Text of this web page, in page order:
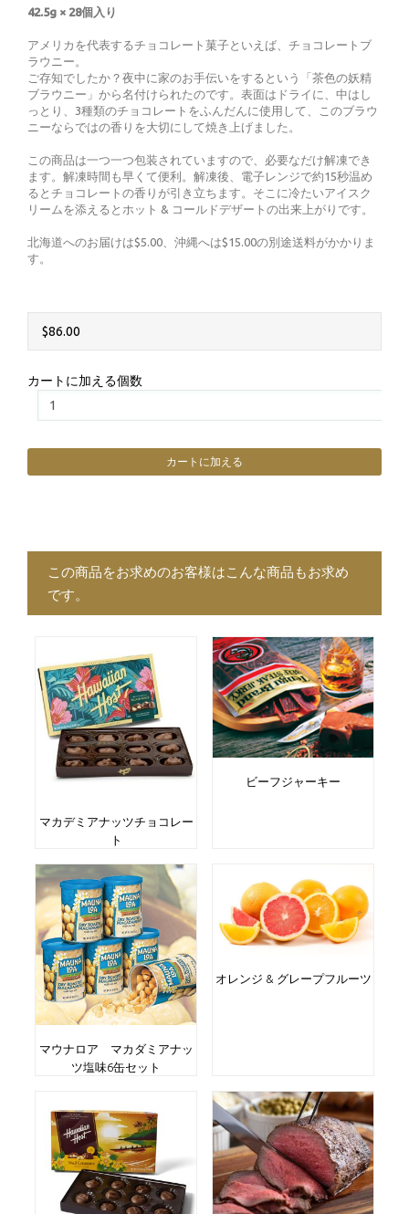
42.5g × 28個入り
アメリカを代表するチョコレート菓子といえば、チョコレートブ
ラウニー。
ご存知でしたか？夜中に家のお手伝いをするという「茶色の妖精
ブラウニー」から名付けられたのです。表面はドライに、中はし
っとり、3種類のチョコレートをふんだんに使用して、このブラウ
ニーならではの香りを大切にして焼き上げました。
この商品は一つ一つ包装されていますので、必要なだけ解凍でき
ます。解凍時間も早くて便利。解凍後、電子レンジで約15秒温め
るとチョコレートの香りが引き立ちます。そこに冷たいアイスク
リームを添えるとホット & コールドデザートの出来上がりです。
北海道へのお届けは$5.00、沖縄へは$15.00の別途送料がかかりま
す。
$86.00
カートに加える個数
この商品をお求めのお客様はこんな商品もお求め
です。
マカデミアナッツチョコレー
ト
ビーフジャーキー
マウナロア マカダミアナッ
ツ塩味6缶セット
オレンジ & グレープフルーツ